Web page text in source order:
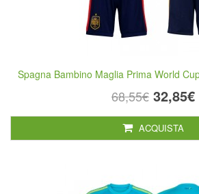
Spagna Bambino Maglia Prima World
68,55€ 32,85€
ACQUISTA